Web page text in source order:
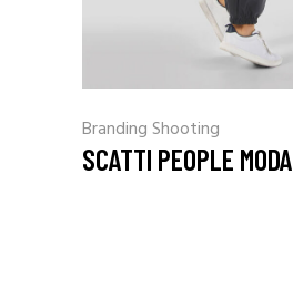
BrandingShooting
SCATTI PEOPLE MODA